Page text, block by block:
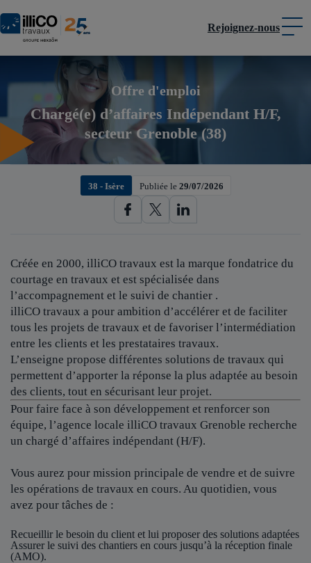
Panneau de gestion des cookies
Rejoignez-nous
Offre d'emploi
Chargé(e) d’affaires Indépendant H/F,
secteur Grenoble (38)
38 - Isère Publiée le 29/07/2026
Créée en 2000, illiCO travaux est la marque fondatrice du
courtage en travaux et est spécialisée dans
l’accompagnement et le suivi de chantier .
illiCO travaux a pour ambition d’accélérer et de faciliter
tous les projets de travaux et de favoriser l’intermédiation
entre les clients et les prestataires travaux.
L’enseigne propose différentes solutions de travaux qui
permettent d’apporter la réponse la plus adaptée au besoin
des clients, tout en sécurisant leur projet.
Pour faire face à son développement et renforcer son
équipe, l’agence locale illiCO travaux Grenoble recherche
un chargé d’affaires indépendant (H/F).
Vous aurez pour mission principale de vendre et de suivre
les opérations de travaux en cours. Au quotidien, vous
avez pour tâches de :
Recueillir le besoin du client et lui proposer des solutions adaptées
Assurer le suivi des chantiers en cours jusqu’à la réception finale
(AMO).